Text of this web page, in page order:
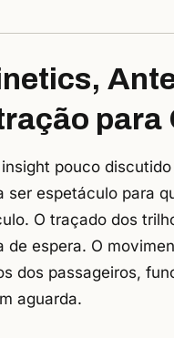
para
pouco
ser espetáculo para
O traçado dos
de espera. O
dos passageiros,
aguarda.